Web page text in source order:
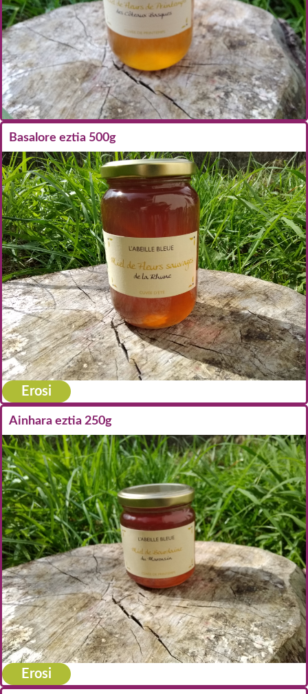
Basalore eztia 500g
Erosi
Ainhara eztia 250g
Erosi